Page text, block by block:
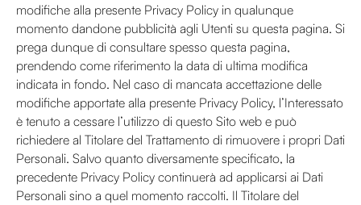
modifiche alla presente Privacy Policy in qualunque
momento dandone pubblicità agli Utenti su questa pagina. Si
prega dunque di consultare spesso questa pagina,
prendendo come riferimento la data di ultima modifica
indicata in fondo. Nel caso di mancata accettazione delle
modifiche apportate alla presente Privacy Policy, l’Interessato
è tenuto a cessare l’utilizzo di questo Sito web e può
richiedere al Titolare del Trattamento di rimuovere i propri Dati
Personali. Salvo quanto diversamente specificato, la
precedente Privacy Policy continuerà ad applicarsi ai Dati
Personali sino a quel momento raccolti. Il Titolare del